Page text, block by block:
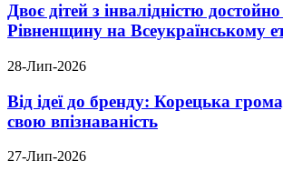
Двоє дітей з інвалідністю
Рівненщину на Всеукраїнському
28-Лип-2026
Від ідеї до бренду: Корецька
свою впізнаваність
27-Лип-2026